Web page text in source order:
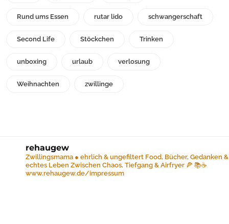
Rund ums Essen rutar lido schwangerschaft
Second Life Stöckchen Trinken
unboxing urlaub verlosung
Weihnachten zwillinge
rehaugew
Zwillingsmama ● ehrlich & ungefiltert Food, Bücher, Gedanken &
echtes Leben Zwischen Chaos, Tiefgang & Airfryer 🍕 📚☕️
www.rehaugew.de/impressum